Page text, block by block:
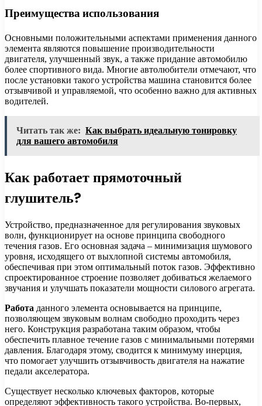
Преимущества использования
Основными положительными аспектами применения данного
элемента являются повышение производительности
двигателя, улучшенный звук, а также придание автомобилю
более спортивного вида. Многие автолюбители отмечают, что
после установки такого устройства машина становится более
отзывчивой и управляемой, что особенно важно для активных
водителей.
Читать так же: Как выбрать идеальную тонировку
для вашего автомобиля
Как работает прямоточный
глушитель?
Устройство, предназначенное для регулирования звуковых
волн, функционирует на основе принципа свободного
течения газов. Его основная задача – минимизация шумового
уровня, исходящего от выхлопной системы автомобиля,
обеспечивая при этом оптимальный поток газов. Эффективно
спроектированное строение позволяет добиваться желаемого
звучания и улучшать показатели мощности силового агрегата.
Работа данного элемента основывается на принципе,
позволяющем звуковым волнам свободно проходить через
него. Конструкция разработана таким образом, чтобы
обеспечить плавное течение газов с минимальными потерями
давления. Благодаря этому, сводится к минимуму инерция,
что помогает улучшить отзывчивость двигателя на нажатие
педали акселератора.
Существует несколько ключевых факторов, которые
определяют эффективность такого устройства. Во-первых,